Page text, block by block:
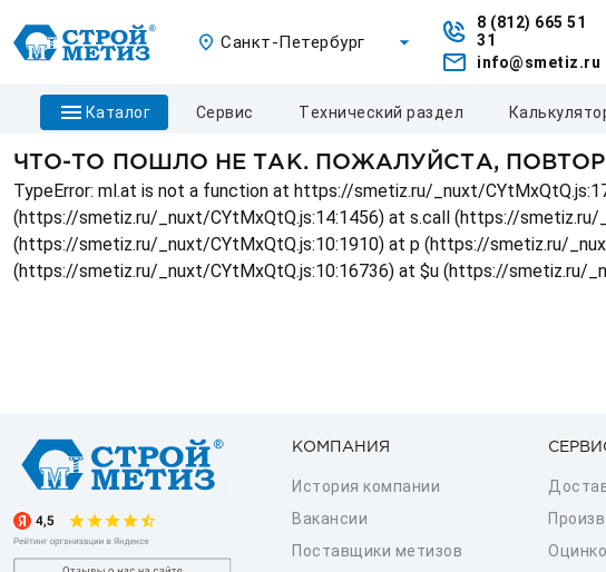
Санкт-Петербург
8 (812) 665 51
31
info@smetiz.ru
каталог сервис технический раздел
ЧТО-ТО ПОШЛО НЕ ТАК. ПОЖАЛУЙСТА,
TypeError: ml.at is not a function at https://smetiz.ru/_nuxt/
(https://smetiz.ru/_nuxt/CYtMxQtQ.js:14:1456) at s.call (https://
(https://smetiz.ru/_nuxt/CYtMxQtQ.js:10:1910) at p (https://smetiz.ru/
(https://smetiz.ru/_nuxt/CYtMxQtQ.js:10:16736) at $u (https://smetiz.ru/
КОМПАНИЯ
История компании
Вакансии
Поставщики метизов